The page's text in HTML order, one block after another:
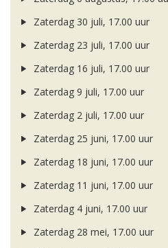
Zaterdag 30 juli, 17.00 uur
Zaterdag 23 juli, 17.00 uur
Zaterdag 16 juli, 17.00 uur
Zaterdag 9 juli, 17.00 uur
Zaterdag 2 juli, 17.00 uur
Zaterdag 25 juni, 17.00 uur
Zaterdag 18 juni, 17.00 uur
Zaterdag 11 juni, 17.00 uur
Zaterdag 4 juni, 17.00 uur
Zaterdag 28 mei, 17.00 uur